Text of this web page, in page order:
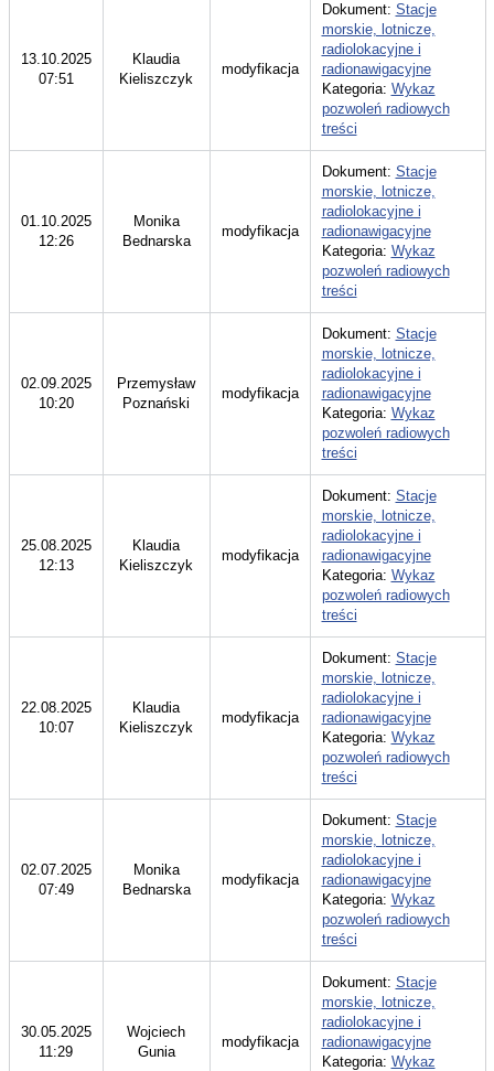
13.10.2025
07:51
Klaudia
Kieliszczyk
modyfikacja
Dokument: Stacje
morskie, lotnicze,
radiolokacyjne i
radionawigacyjne
Kategoria: Wykaz
pozwoleń radiowych
treści
01.10.2025
12:26
Monika
Bednarska
modyfikacja
Dokument: Stacje
morskie, lotnicze,
radiolokacyjne i
radionawigacyjne
Kategoria: Wykaz
pozwoleń radiowych
treści
02.09.2025
10:20
Przemysław
Poznański
modyfikacja
Dokument: Stacje
morskie, lotnicze,
radiolokacyjne i
radionawigacyjne
Kategoria: Wykaz
pozwoleń radiowych
treści
25.08.2025
12:13
Klaudia
Kieliszczyk
modyfikacja
Dokument: Stacje
morskie, lotnicze,
radiolokacyjne i
radionawigacyjne
Kategoria: Wykaz
pozwoleń radiowych
treści
22.08.2025
10:07
Klaudia
Kieliszczyk
modyfikacja
Dokument: Stacje
morskie, lotnicze,
radiolokacyjne i
radionawigacyjne
Kategoria: Wykaz
pozwoleń radiowych
treści
02.07.2025
07:49
Monika
Bednarska
modyfikacja
Dokument: Stacje
morskie, lotnicze,
radiolokacyjne i
radionawigacyjne
Kategoria: Wykaz
pozwoleń radiowych
treści
30.05.2025
11:29
Wojciech
Gunia
modyfikacja
Dokument: Stacje
morskie, lotnicze,
radiolokacyjne i
radionawigacyjne
Kategoria: Wykaz